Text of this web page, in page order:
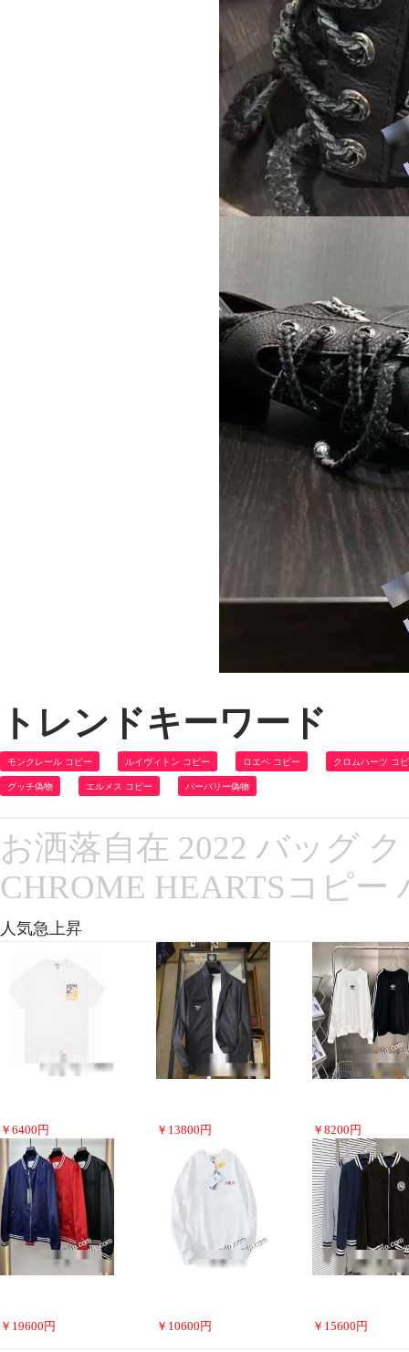
トレンドキーワード
モンクレール コピー ルイヴィトン コピー ロエベ コピー クロムハーツ コ
グッチ偽物 エルメス コピー バーバリー偽物
お洒落自在 2022 バッグ
CHROME HEARTSコピー
人気急上昇
￥ 6400 円 ￥ 13800 円 ￥ 8200 円
￥ 19600 円 ￥ 10600 円 ￥ 15600 円